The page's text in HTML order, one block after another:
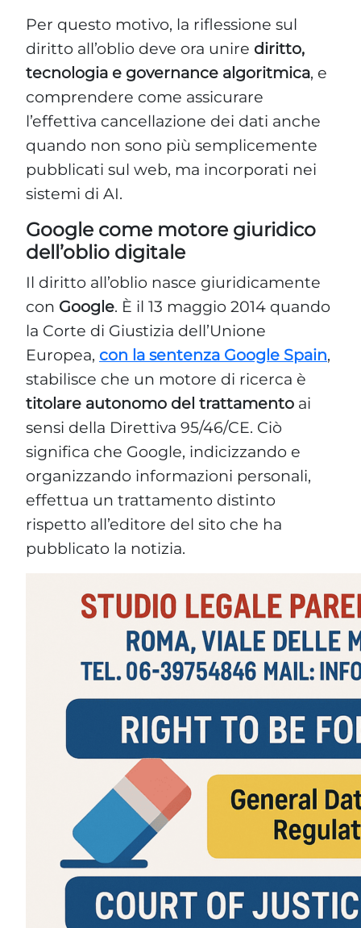
Per questo motivo, la riflessione sul
diritto all’oblio deve ora unire diritto,
tecnologia e governance algoritmica, e
comprendere come assicurare
l’effettiva cancellazione dei dati anche
quando non sono più semplicemente
pubblicati sul web, ma incorporati nei
sistemi di AI.
Google come motore giuridico
dell’oblio digitale
Il diritto all’oblio nasce giuridicamente
con Google. È il 13 maggio 2014 quando
la Corte di Giustizia dell’Unione
Europea, con la sentenza Google Spain,
stabilisce che un motore di ricerca è
titolare autonomo del trattamento ai
sensi della Direttiva 95/46/CE. Ciò
significa che Google, indicizzando e
organizzando informazioni personali,
effettua un trattamento distinto
rispetto all’editore del sito che ha
pubblicato la notizia.